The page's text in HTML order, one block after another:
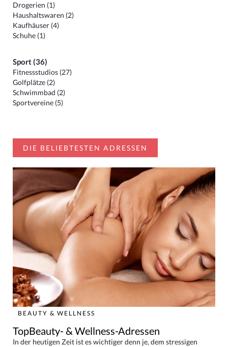
Drogerien (1)
Haushaltswaren (2)
Kaufhäuser (4)
Schuhe (1)
Sport (36)
Fitnessstudios (27)
Golfplätze (2)
Schwimmbad (2)
Sportvereine (5)
DIE BELIEBTESTEN ADRESSEN
BEAUTY & WELLNESS
TopBeauty- & Wellness-Adressen
In der heutigen Zeit ist es wichtiger denn je, dem stressigen